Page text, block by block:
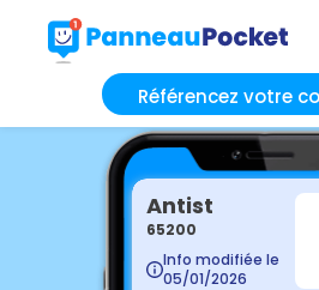
Référencez votre
Antist
65200
Info modifiée le
05/01/2026